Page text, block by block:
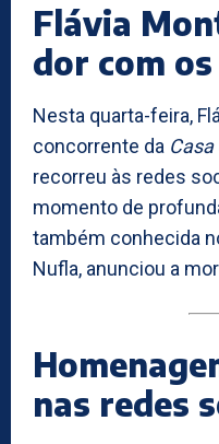
Flávia
dor com
Nesta quarta-feira,
concorrente da
recorreu às redes
momento de
também conhecida
Nufla, anunciou a
nas redes